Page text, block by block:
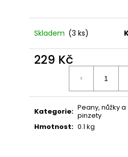
Skladem (3 ks)
229 Kč
Kategorie: Peany, nůžky a
pinzety
Hmotnost: 0.1 kg